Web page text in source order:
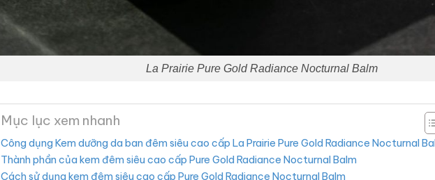
La Prairie Pure Gold Radiance Nocturnal Balm
Mục lục xem nhanh
Công dụng Kem dưỡng da ban đêm siêu cao cấp La Prairie Pure Gold Radiance Nocturnal
Thành phần của kem đêm siêu cao cấp Pure Gold Radiance Nocturnal Balm
Cách sử dụng kem đêm siêu cao cấp Pure Gold Radiance Nocturnal Balm